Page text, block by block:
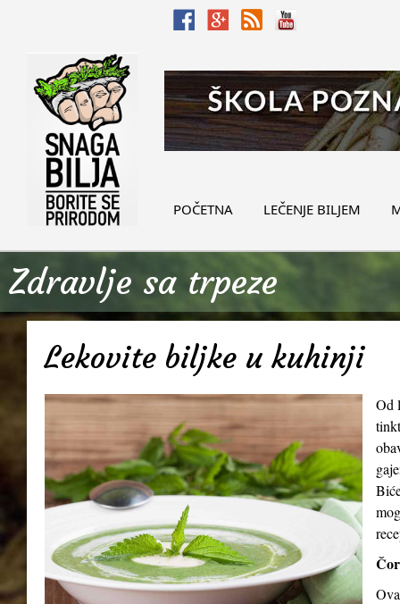
POČETNA LEČENJE BILJEM
Zdravlje sa trpeze
Lekovite biljke u kuhinji
Od